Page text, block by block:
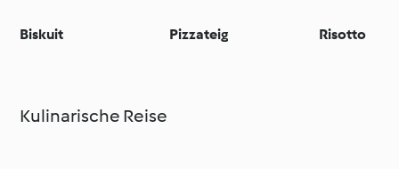
Biskuit Pizzateig Risotto
Kulinarische Reise